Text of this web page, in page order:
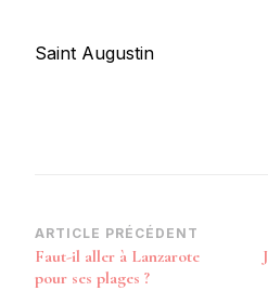
Saint Augustin
Navigation
d’article
ARTICLE PRÉCÉDENT
Faut-il aller à Lanzarote
pour ses plages ?